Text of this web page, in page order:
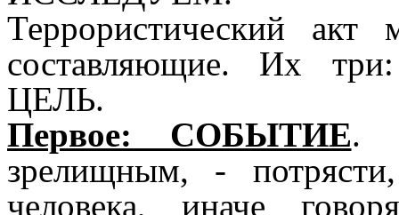
Террористический
составляющие. Их
ЦЕЛЬ.
Первое: СОБЫТИЕ.
зрелищным, -
человека, иначе